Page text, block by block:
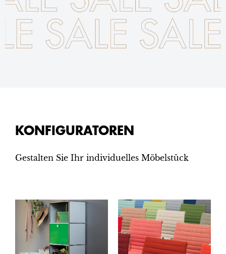
KONFIGURATOREN
Gestalten Sie Ihr individuelles Möbelstück